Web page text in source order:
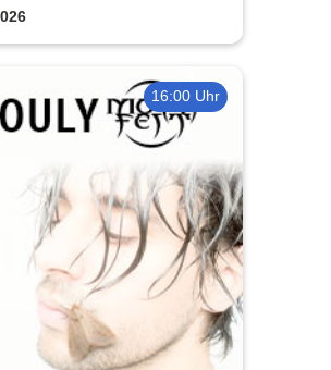
16:00 Uhr